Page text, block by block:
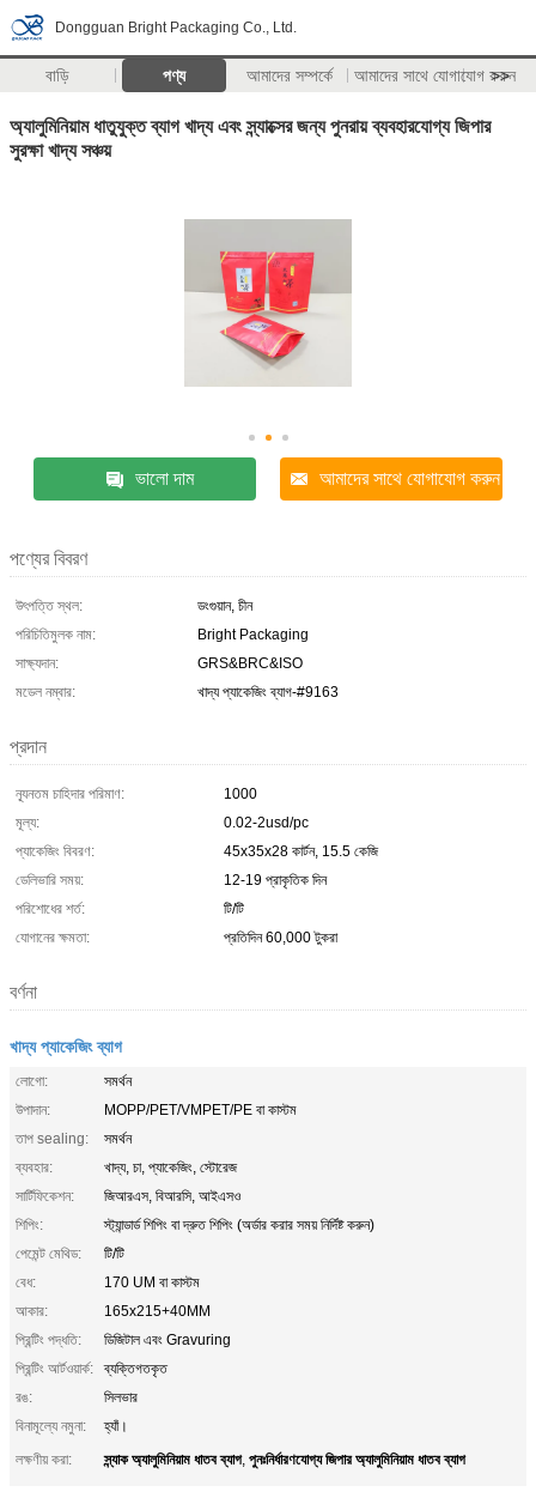
Dongguan Bright Packaging Co., Ltd.
বাড়ি পণ্য আমাদের সম্পর্কে আমাদের সাথে যোগাযোগ করুন
>>
অ্যালুমিনিয়াম ধাতুযুক্ত ব্যাগ খাদ্য এবং স্ন্যাক্সের জন্য পুনরায় ব্যবহারযোগ্য জিপার
সুরক্ষা খাদ্য সঞ্চয়
ভালো দাম আমাদের সাথে যোগাযোগ করুন
পণ্যের বিবরণ
উৎপত্তি স্থল:
ডংগুয়ান, চীন
পরিচিতিমুলক নাম:
Bright Packaging
সাক্ষ্যদান:
GRS&BRC&ISO
মডেল নম্বার:
খাদ্য প্যাকেজিং ব্যাগ-#9163
প্রদান
ন্যূনতম চাহিদার পরিমাণ:
1000
মূল্য:
0.02-2usd/pc
প্যাকেজিং বিবরণ:
45x35x28 কার্টন, 15.5 কেজি
ডেলিভারি সময়:
12-19 প্রাকৃতিক দিন
পরিশোধের শর্ত:
টি/টি
যোগানের ক্ষমতা:
প্রতিদিন 60,000 টুকরা
বর্ণনা
খাদ্য প্যাকেজিং ব্যাগ
লোগো:
সমর্থন
উপাদান:
MOPP/PET/VMPET/PE বা কাস্টম
তাপ sealing:
সমর্থন
ব্যবহার:
খাদ্য, চা, প্যাকেজিং, স্টোরেজ
সার্টিফিকেশন:
জিআরএস, বিআরসি, আইএসও
শিপিং:
স্ট্যান্ডার্ড শিপিং বা দ্রুত শিপিং (অর্ডার করার সময় নির্দিষ্ট করুন)
পেমেন্ট মেথিড:
টি/টি
বেধ:
170 UM বা কাস্টম
আকার:
165x215+40MM
প্রিন্টিং পদ্ধতি:
ডিজিটাল এবং Gravuring
প্রিন্টিং আর্টওয়ার্ক:
ব্যক্তিগতকৃত
রঙ:
সিলভার
বিনামূল্যে নমুনা:
হ্যাঁ।
লক্ষণীয় করা:
স্ন্যাক অ্যালুমিনিয়াম ধাতব ব্যাগ, পুনঃনির্ধারণযোগ্য জিপার অ্যালুমিনিয়াম ধাতব ব্যাগ